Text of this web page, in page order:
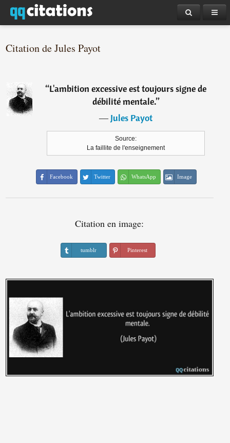
Citation de Jules Payot
“L'ambition excessive est toujours signe de
débilité mentale.”
―Jules Payot
Source:
La faillite de l'enseignement
Facebook Twitter WhatsApp Image
Citation en image:
tumblr Pinterest